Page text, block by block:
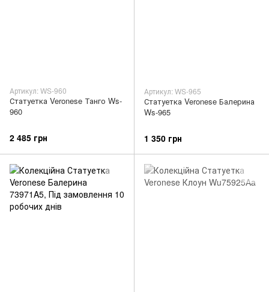
Артикул: WS-960
Статуетка Veronese Танго Ws-
960
2 485 грн
Артикул: WS-965
Статуетка Veronese Балерина
Ws-965
1 350 грн